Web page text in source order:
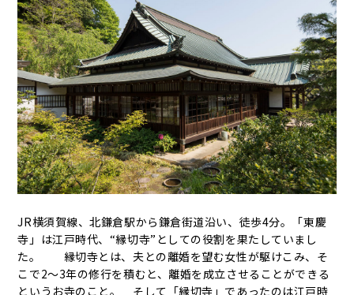
JR横須賀線、北鎌倉駅から鎌倉街道沿い、徒歩4分。「東慶
寺」は江戸時代、“縁切寺”としての役割を果たしていまし
た。 縁切寺とは、夫との離婚を望む女性が駆けこみ、そ
こで2〜3年の修行を積むと、離婚を成立させることができる
というお寺のこと。 そして「縁切寺」であったのは江戸時